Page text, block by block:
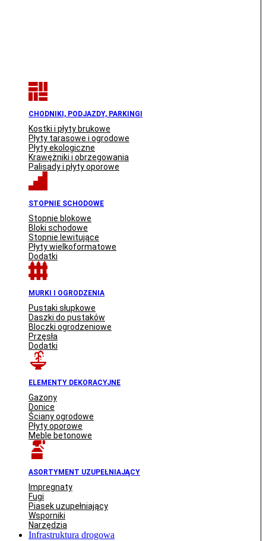
CHODNIKI, PODJAZDY, PARKINGI
Kostki i płyty brukowe
Płyty tarasowe i ogrodowe
Płyty ekologiczne
Krawężniki i obrzegowania
Palisady i płyty oporowe
STOPNIE SCHODOWE
Stopnie blokowe
Bloki schodowe
Stopnie lewitujące
Płyty wielkoformatowe
Dodatki
MURKI I OGRODZENIA
Pustaki słupkowe
Daszki do pustaków
Bloczki ogrodzeniowe
Przęsła
Dodatki
ELEMENTY DEKORACYJNE
Gazony
Donice
Ściany ogrodowe
Płyty oporowe
Meble betonowe
ASORTYMENT UZUPEŁNIAJĄCY
Impregnaty
Fugi
Piasek uzupełniający
Wsporniki
Narzędzia
Infrastruktura drogowa